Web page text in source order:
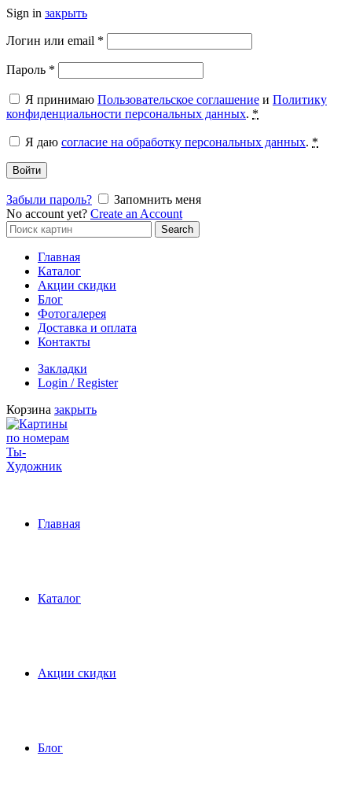
Sign in закрыть
Логин или email *
Пароль *
Я принимаю Пользовательское соглашение и Политику
конфиденциальности персональных данных. *
Я даю согласие на обработку персональных данных. *
Войти
Забыли пароль?
Запомнить меня
No account yet? Create an Account
Search
for:
Search
Главная
Каталог
Акции скидки
Блог
Фотогалерея
Доставка и оплата
Контакты
Закладки
Login / Register
Корзина закрыть
Главная
Каталог
Акции скидки
Блог